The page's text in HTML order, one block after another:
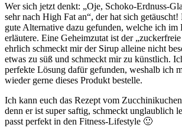
Wer sich jetzt denkt: „Oje, Schoko-Erdnuss-
sehr nach High Fat an“, der hat sich getäuscht!
gute Alternative dazu gefunden, welche ich im
erläutere. Eine Geheimzutat ist der
ehrlich schmeckt mir der Sirup alleine nicht
etwas zu süß und schmeckt mir zu künstlich.
perfekte Lösung dafür gefunden, weshalb ich
wieder gerne dieses Produkt bestelle.
Ich kann euch das Rezept vom
denn er ist super saftig, schmeckt unglaublich
passt perfekt in den Fitness-Lifestyle 🙂